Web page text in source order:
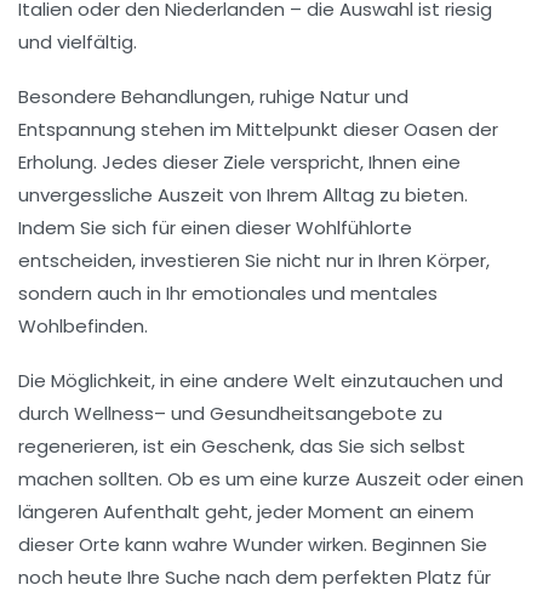
Italien oder den Niederlanden – die Auswahl ist riesig
und vielfältig.
Besondere Behandlungen, ruhige Natur und
Entspannung stehen im Mittelpunkt dieser Oasen der
Erholung. Jedes dieser Ziele verspricht, Ihnen eine
unvergessliche Auszeit von Ihrem Alltag zu bieten.
Indem Sie sich für einen dieserWohlfühlorte
entscheiden, investieren Sie nicht nur in Ihren Körper,
sondern auch in Ihr emotionales und mentales
Wohlbefinden.
Die Möglichkeit, in eine andere Welt einzutauchen und
durch Wellness– und Gesundheitsangebote zu
regenerieren, ist ein Geschenk, das Sie sich selbst
machen sollten. Ob es um eine kurze Auszeit oder einen
längeren Aufenthalt geht, jeder Moment an einem
dieser Orte kann wahre Wunder wirken. Beginnen Sie
noch heute Ihre Suche nach dem perfekten Platz für